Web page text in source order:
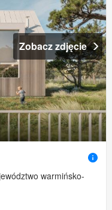
Zobacz zdjęcie
warmińsko-